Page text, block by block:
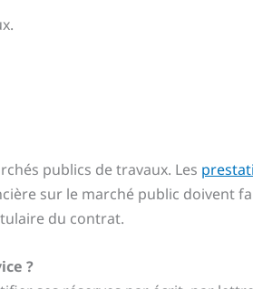
publics de travaux. Les
sur le marché public doivent
du contrat.
?